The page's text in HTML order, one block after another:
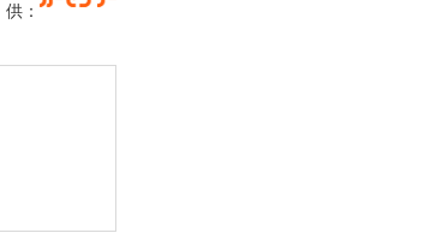
供：